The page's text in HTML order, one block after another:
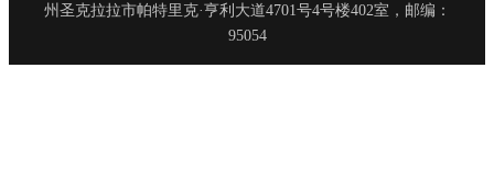
州圣克拉拉市帕特里克·亨利大道4701号4号楼402室，邮编：
95054